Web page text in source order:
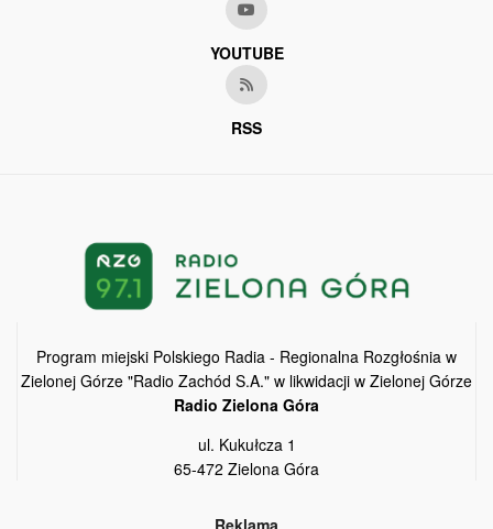
YOUTUBE
RSS
Program miejski Polskiego Radia - Regionalna Rozgłośnia w
Zielonej Górze "Radio Zachód S.A." w likwidacji w Zielonej Górze
Radio Zielona Góra
ul. Kukułcza 1
65-472 Zielona Góra
Reklama